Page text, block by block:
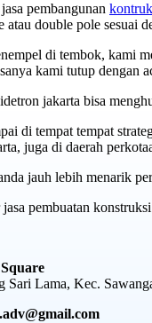
pembangunan
atau double pole sesuai
di tembok, kami
kami tutup dengan
jakarta bisa
di tempat tempat
juga di daerah
jauh lebih menarik
pembuatan
Sari Lama, Kec.